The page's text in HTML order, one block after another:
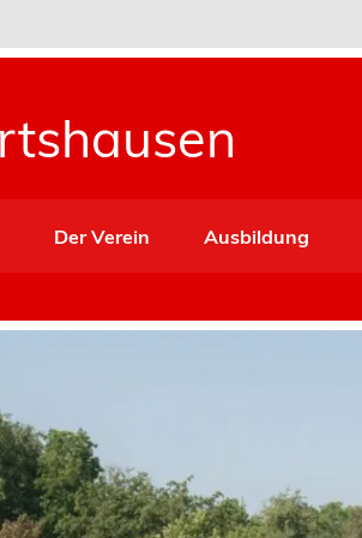
Der Verein Ausbildung